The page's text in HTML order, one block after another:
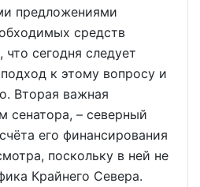
предложениями
средств
сегодня следует
к этому вопросу и
Вторая важная
сенатора, – северный
его финансирования
поскольку в ней не
Крайнего Севера.